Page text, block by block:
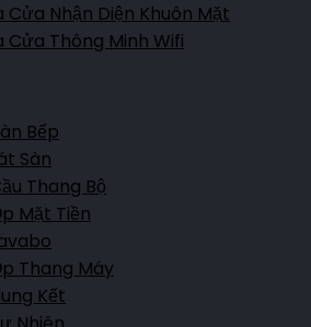
Cửa Nhận Diện Khuôn Mặt
Cửa Thông Minh Wifi
Bếp
Sàn
Thang Bộ
Mặt Tiền
Thang Máy
Kết